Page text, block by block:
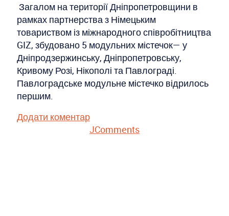
Загалом на території Дніпропетровщини в
рамках партнерства з Німецьким
товариством із міжнародного співробітництва
GIZ, збудовано 5 модульних містечок— у
Дніпродзержинську, Дніпропетровську,
Кривому Розі, Нікополі та Павлограді.
Павлоградське модульне містечко відрилось
першим.
Додати коментар
JComments